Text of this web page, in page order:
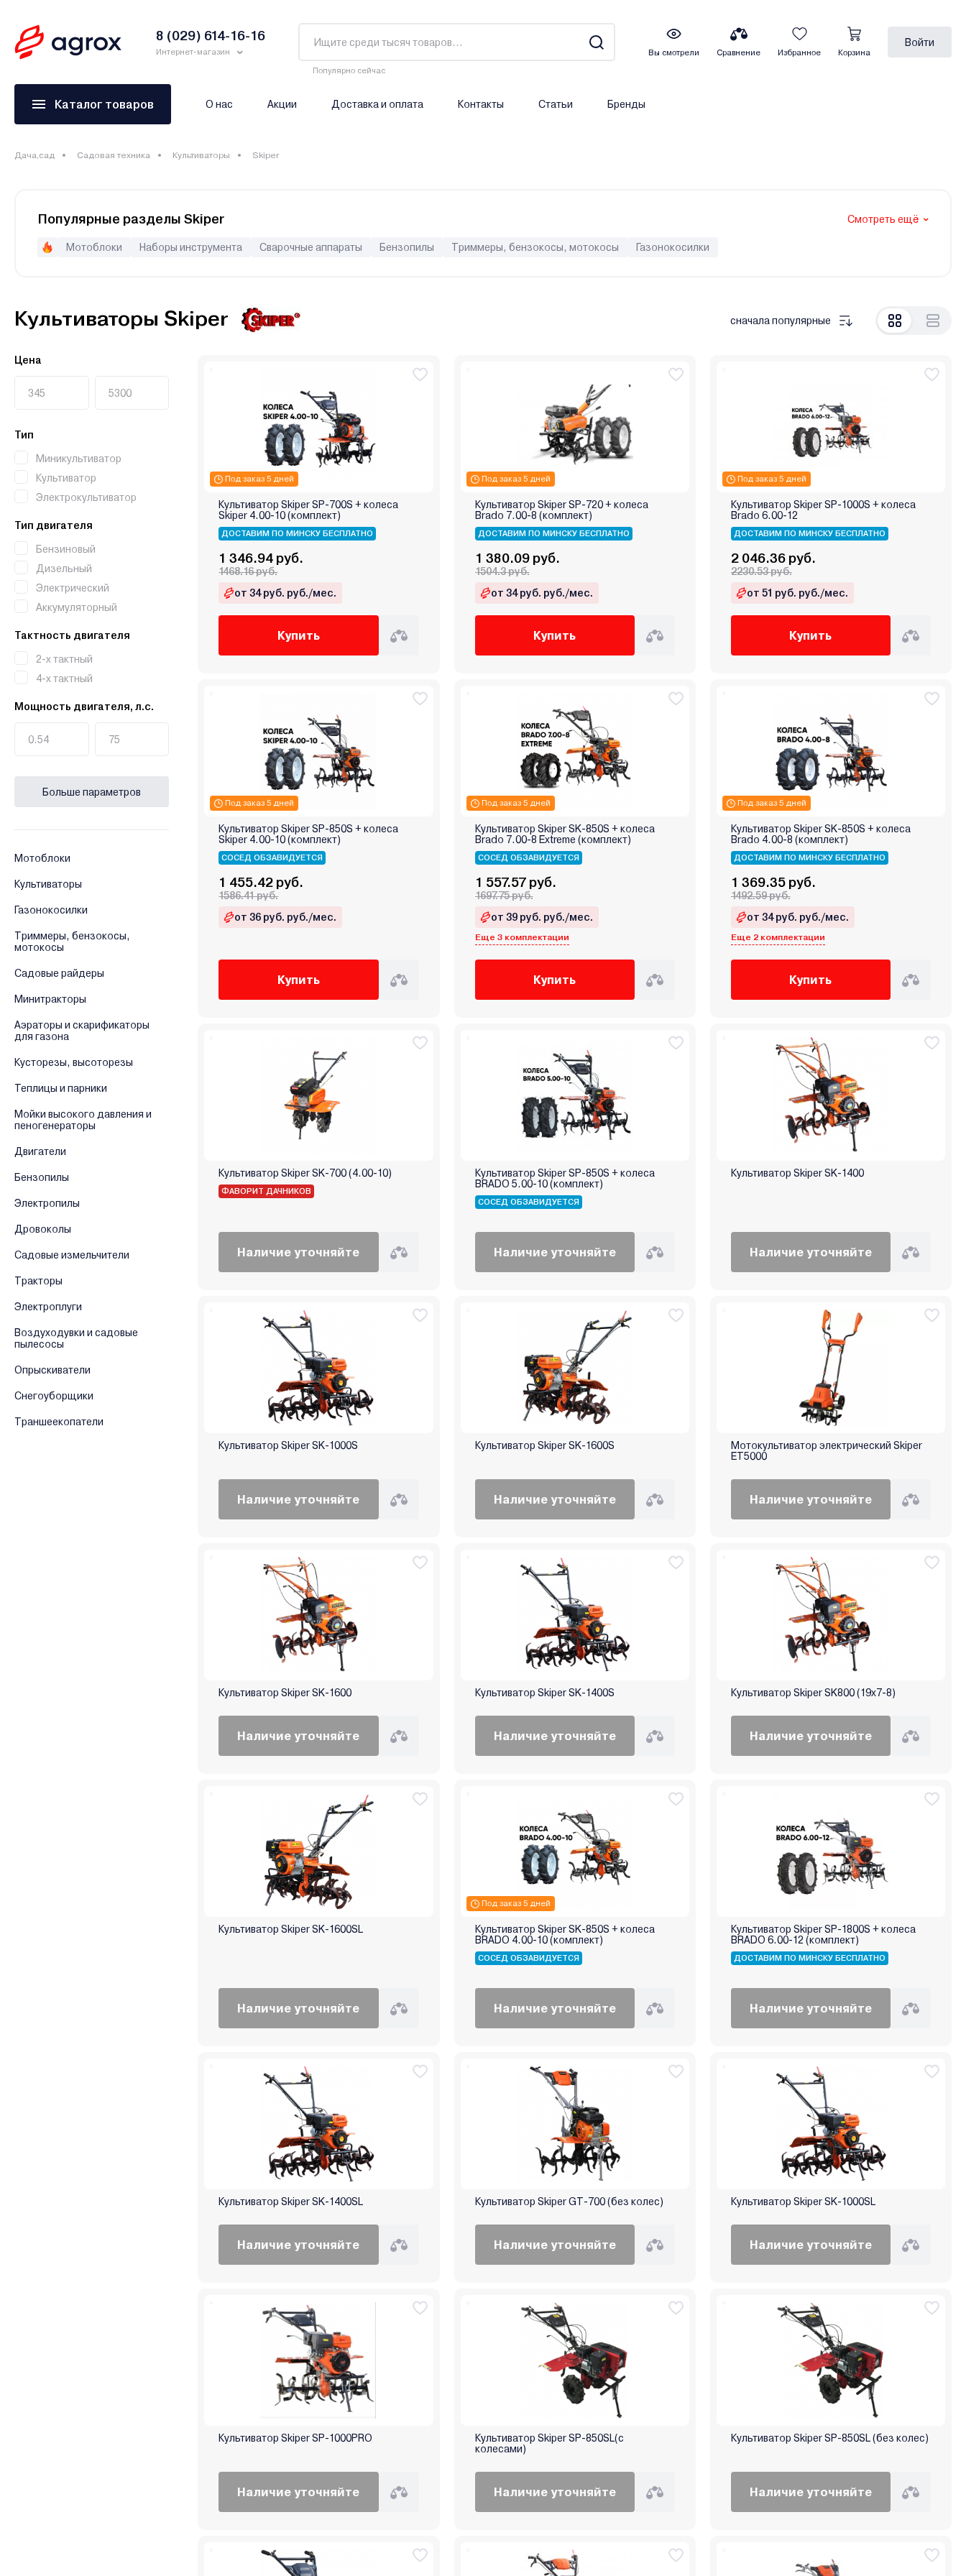
8 (029) 614-16-16
Интернет-магазин
Популярно сейчас
Вы смотрели Сравнение Избранное Корзина
Войти
Каталог товаров О нас Акции Доставка и оплата Контакты Статьи Бренды
Дача,сад Садовая техника Культиваторы Skiper
Популярные разделы Skiper Смотреть ещё
Мотоблоки Наборы инструмента Сварочные аппараты Бензопилы Триммеры, бензокосы, мотокосы
Газонокосилки
Культиваторы Skiper сначала популярные
Цена
Тип
Миникультиватор
Культиватор
Электрокультиватор
Тип двигателя
Бензиновый
Дизельный
Электрический
Аккумуляторный
Тактность двигателя
2-х тактный
4-х тактный
Мощность двигателя, л.с.
Больше параметров
Мотоблоки
Культиваторы
Газонокосилки
Триммеры, бензокосы,
мотокосы
Садовые райдеры
Минитракторы
Аэраторы и скарификаторы
для газона
Кусторезы, высоторезы
Теплицы и парники
Мойки высокого давления и
пеногенераторы
Двигатели
Бензопилы
Электропилы
Дровоколы
Садовые измельчители
Тракторы
Электроплуги
Воздуходувки и садовые
пылесосы
Опрыскиватели
Снегоуборщики
Траншеекопатели
Под заказ 5 дней
Культиватор Skiper SP-700S + колеса
Skiper 4.00-10 (комплект)
ДОСТАВИМ ПО МИНСКУ БЕСПЛАТНО
1 346.94 руб.
1468.16 руб.
от 34 руб. руб./мес.
Купить
Под заказ 5 дней
Культиватор Skiper SP-720 + колеса
Brado 7.00-8 (комплект)
ДОСТАВИМ ПО МИНСКУ БЕСПЛАТНО
1 380.09 руб.
1504.3 руб.
от 34 руб. руб./мес.
Купить
Под заказ 5 дней
Культиватор Skiper SP-1000S + колеса
Brado 6.00-12
ДОСТАВИМ ПО МИНСКУ БЕСПЛАТНО
2 046.36 руб.
2230.53 руб.
от 51 руб. руб./мес.
Купить
Под заказ 5 дней
Культиватор Skiper SP-850S + колеса
Skiper 4.00-10 (комплект)
СОСЕД ОБЗАВИДУЕТСЯ
1 455.42 руб.
1586.41 руб.
от 36 руб. руб./мес.
Купить
Под заказ 5 дней
Культиватор Skiper SK-850S + колеса
Brado 7.00-8 Extreme (комплект)
СОСЕД ОБЗАВИДУЕТСЯ
1 557.57 руб.
1697.75 руб.
от 39 руб. руб./мес.
Еще 3 комплектации
Купить
Под заказ 5 дней
Культиватор Skiper SK-850S + колеса
Brado 4.00-8 (комплект)
ДОСТАВИМ ПО МИНСКУ БЕСПЛАТНО
1 369.35 руб.
1492.59 руб.
от 34 руб. руб./мес.
Еще 2 комплектации
Купить
Культиватор Skiper SK-700 (4.00-10)
ФАВОРИТ ДАЧНИКОВ
Наличие уточняйте
Культиватор Skiper SP-850S + колеса
BRADO 5.00-10 (комплект)
СОСЕД ОБЗАВИДУЕТСЯ
Наличие уточняйте
Культиватор Skiper SK-1400
Наличие уточняйте
Культиватор Skiper SK-1000S
Наличие уточняйте
Культиватор Skiper SK-1600S
Наличие уточняйте
Мотокультиватор электрический Skiper
ЕТ5000
Наличие уточняйте
Культиватор Skiper SK-1600
Наличие уточняйте
Культиватор Skiper SK-1400S
Наличие уточняйте
Культиватор Skiper SK800 (19х7-8)
Наличие уточняйте
Культиватор Skiper SK-1600SL
Наличие уточняйте
Под заказ 5 дней
Культиватор Skiper SK-850S + колеса
BRADO 4.00-10 (комплект)
СОСЕД ОБЗАВИДУЕТСЯ
Наличие уточняйте
Культиватор Skiper SP-1800S + колеса
BRADO 6.00-12 (комплект)
ДОСТАВИМ ПО МИНСКУ БЕСПЛАТНО
Наличие уточняйте
Культиватор Skiper SK-1400SL
Наличие уточняйте
Культиватор Skiper GT-700 (без колес)
Наличие уточняйте
Культиватор Skiper SK-1000SL
Наличие уточняйте
Культиватор Skiper SP-1000PRO
Наличие уточняйте
Культиватор Skiper SP-850SL(с
колесами)
Наличие уточняйте
Культиватор Skiper SP-850SL (без колес)
Наличие уточняйте